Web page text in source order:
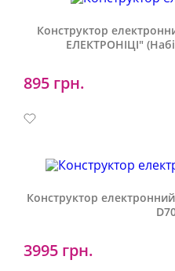
Конструктор
ЕЛЕКТРОНІЦІ"
895 грн.
Артикул:
Конструктор
3995 грн.